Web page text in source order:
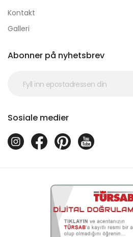
Kontakt
Galleri
Abonner på nyhetsbrev
Sosiale medier